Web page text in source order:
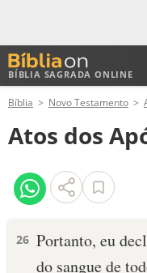
BÍBLIA SAGRADA ONLINE
ANTIGO TESTAMENTO
NOVO TESTAMENTO
VERSÍCULOS
PALAVRA DO DIA
Bíblia Novo Testamento
Atos dos
26 Portanto, eu
do sangue de